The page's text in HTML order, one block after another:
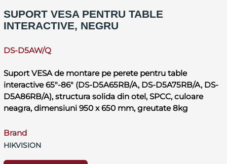
SUPORT VESA PENTRU TABLE
INTERACTIVE, NEGRU
DS-D5AW/Q
Suport VESA de montare pe perete pentru table
interactive 65"-86" (DS-D5A65RB/A, DS-D5A75RB/A, DS-
D5A86RB/A), structura solida din otel, SPCC, culoare
neagra, dimensiuni 950 x 650 mm, greutate 8kg
Brand
HIKVISION